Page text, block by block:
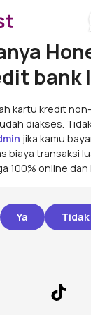
bank
kartu kredit
diakses.
jika kamu
biaya transaksi
100% online dan